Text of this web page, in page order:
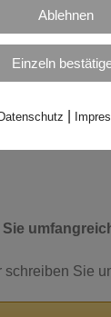
schreiben Sie
Ablehnen
Einzeln
Datenschutz